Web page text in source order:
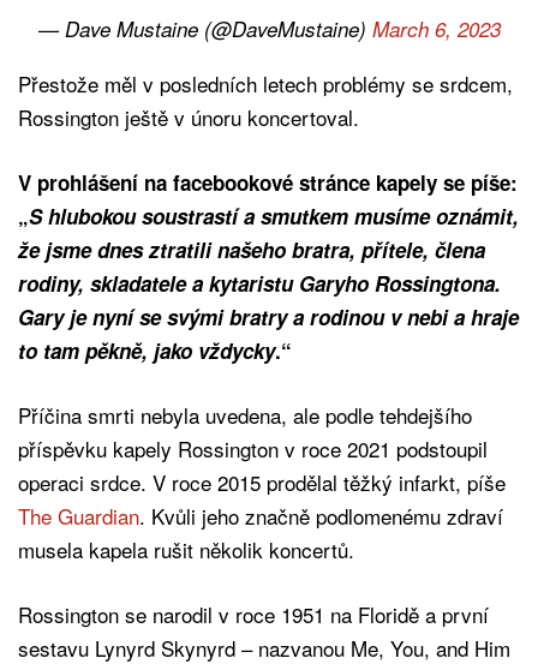
— Dave Mustaine (@DaveMustaine) March 6, 2023
Přestože měl v posledních letech problémy se srdcem,
Rossington ještě v únoru koncertoval.
V prohlášení na facebookové stránce kapely se píše:
„S hlubokou soustrastí a smutkem musíme oznámit,
že jsme dnes ztratili našeho bratra, přítele, člena
rodiny, skladatele a kytaristu Garyho Rossingtona.
Gary je nyní se svými bratry a rodinou v nebi a hraje
to tam pěkně, jako vždycky.“
Příčina smrti nebyla uvedena, ale podle tehdejšího
příspěvku kapely Rossington v roce 2021 podstoupil
operaci srdce. V roce 2015 prodělal těžký infarkt, píše
The Guardian. Kvůli jeho značně podlomenému zdraví
musela kapela rušit několik koncertů.
Rossington se narodil v roce 1951 na Floridě a první
sestavu Lynyrd Skynyrd – nazvanou Me, You, and Him